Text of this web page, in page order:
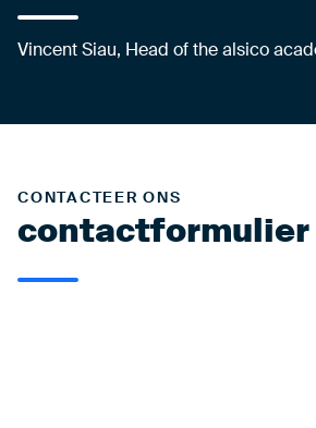
Vincent Siau, Head of the alsico
CONTACTEER ONS
contactformulier